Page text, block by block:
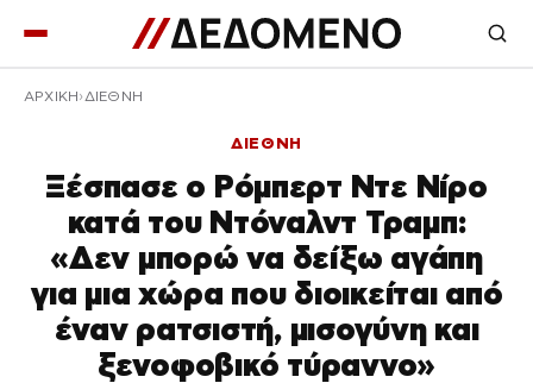
ΑΡΧΙΚΉ ΔΙΕΘΝΗ
ΔΙΕΘΝΗ
Ξέσπασε ο Ρόμπερτ Ντε Νίρο
κατά του Ντόναλντ Τραμπ:
«Δεν μπορώ να δείξω αγάπη
για μια χώρα που διοικείται από
έναν ρατσιστή, μισογύνη και
ξενοφοβικό τύραννο»